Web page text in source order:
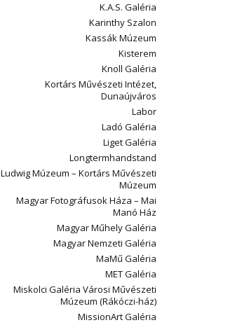
K.A.S. Galéria
Karinthy Szalon
Kassák Múzeum
Kisterem
Knoll Galéria
Kortárs Művészeti Intézet,
Dunaújváros
Labor
Ladó Galéria
Liget Galéria
Longtermhandstand
Ludwig Múzeum – Kortárs Művészeti
Múzeum
Magyar Fotográfusok Háza – Mai
Manó Ház
Magyar Műhely Galéria
Magyar Nemzeti Galéria
MaMű Galéria
MET Galéria
Miskolci Galéria Városi Művészeti
Múzeum (Rákóczi-ház)
MissionArt Galéria